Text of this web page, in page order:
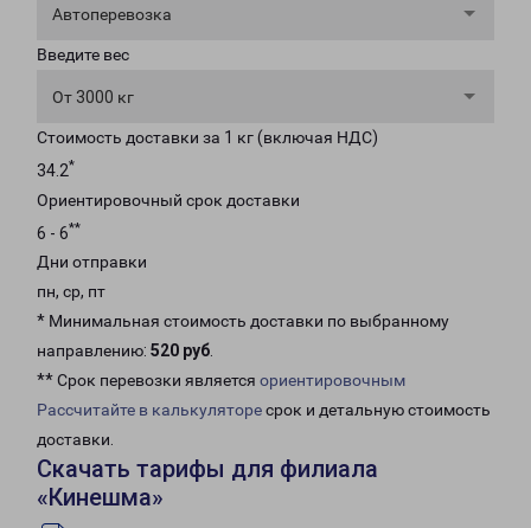
Автоперевозка
Введите вес
От 3000 кг
Стоимость доставки за 1 кг (включая НДС)
34.2*
Ориентировочный срок доставки
6 - 6**
Дни отправки
пн, ср, пт
* Минимальная стоимость доставки по выбранному
направлению: 520 руб.
** Срок перевозки является ориентировочным
Рассчитайте в калькуляторесрок и детальную стоимость
доставки.
Скачать тарифы для филиала
«Кинешма»